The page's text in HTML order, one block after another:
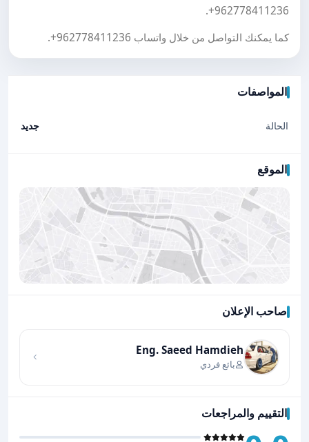
+962778411236
.
كما يمكنك التواصل من خلال واتساب +962778411236
.
المواصفات
الحالة جديد
الموقع
صاحب الإعلان
Eng. Saeed Hamdieh
بائع فردي
التقييم والمراجعات